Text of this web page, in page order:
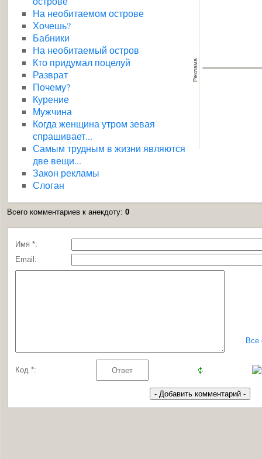
На необитаемом острове
Хочешь?
Бабники
На необитаемый остров
Кто придумал поцелуй
Разврат
Почему?
Курение
Мужчина
Когда женщина утром зевая
спрашивает...
Самым трудным в жизни являются
две вещи...
Закон рекламы
Слоган
Всего комментариев к анекдоту: 0
Имя *:
Email:
Все
Код *: